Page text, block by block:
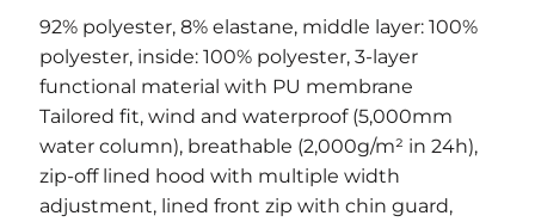
92% polyester, 8% elastane, middle layer: 100%
polyester, inside: 100% polyester, 3-layer
functional material with PU membrane
Tailored fit, wind and waterproof (5,000mm
water column), breathable (2,000g/m² in 24h),
zip-off lined hood with multiple width
adjustment, lined front zip with chin guard,